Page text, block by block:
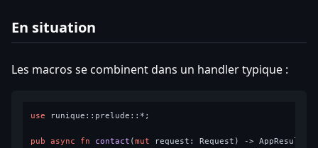
En situation
Les macros se combinent dans un handler typique :
use runique::prelude::*;
pub async fn contact (mut request: Request) ->